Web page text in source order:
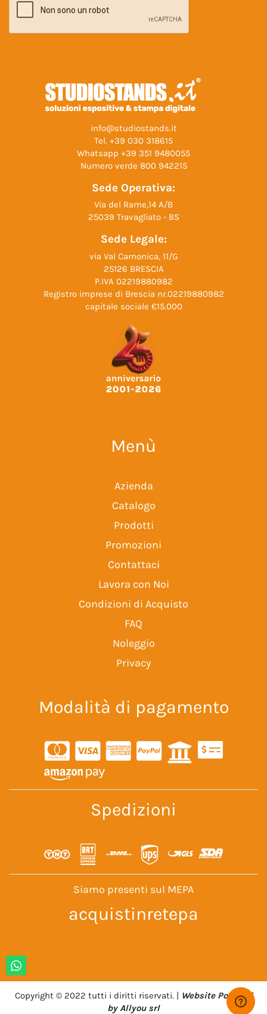
info@studiostands.it
Tel. +39 030 318615
Whatsapp +39 351 9480055
Numero verde 800 942215
Sede Operativa:
Via del Rame,14 A/B
25039 Travagliato - BS
Sede Legale:
via Val Camonica, 11/G
25126 BRESCIA
P.IVA 02219880982
Registro imprese di Brescia nr.02219880982
capitale sociale €15.000
Menù
Azienda
Catalogo
Prodotti
Promozioni
Contattaci
Lavora con Noi
Condizioni di Acquisto
FAQ
Noleggio
Privacy
Modalità di pagamento
Spedizioni
Siamo presenti sul MEPA
acquistinretepa
Copyright © 2022 tutti i diritti riservati. | Website Powered
by Allyou srl